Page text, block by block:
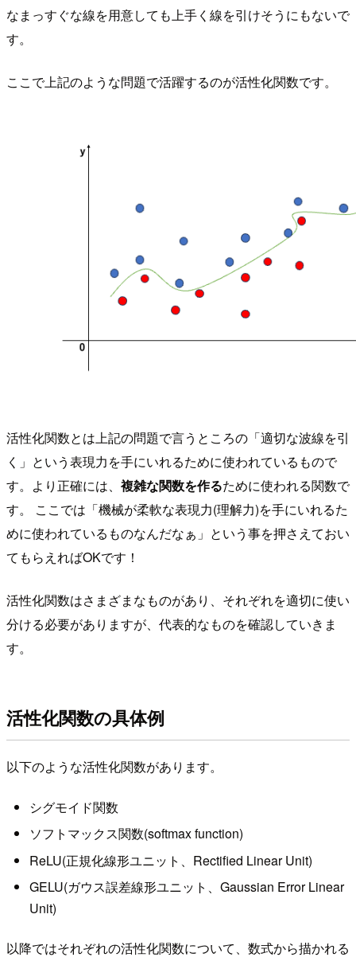
なまっすぐな線を用意しても上手く線を引けそうにもないで
す。
ここで上記のような問題で活躍するのが活性化関数です。
活性化関数とは上記の問題で言うところの「適切な波線を引
く」という表現力を手にいれるために使われているもので
す。より正確には、 複雑な関数を作るために使われる関数で
す。 ここでは「機械が柔軟な表現力(理解力)を手にいれるた
めに使われているものなんだなぁ」という事を押さえておい
てもらえればOKです！
活性化関数はさまざまなものがあり、それぞれを適切に使い
分ける必要がありますが、代表的なものを確認していきま
す。
活性化関数の具体例
以下のような活性化関数があります。
シグモイド関数
ソフトマックス関数(softmax function)
ReLU(正規化線形ユニット、Rectified Linear Unit)
GELU(ガウス誤差線形ユニット、Gaussian Error Linear
Unit)
以降ではそれぞれの活性化関数について、数式から描かれる